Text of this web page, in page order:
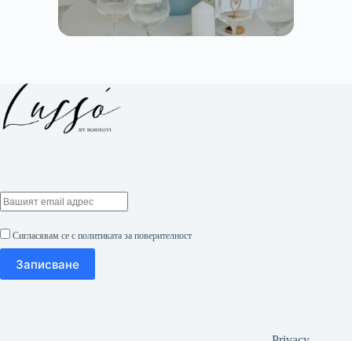
Сигласявам се с политиката за поверителност